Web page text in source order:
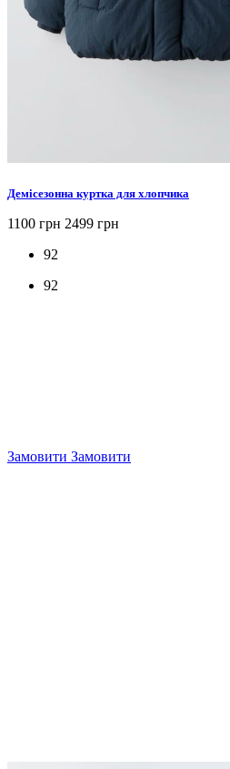
Демісезонна куртка для хлопчика
1100 грн 2499 грн
92
92
Замовити Замовити